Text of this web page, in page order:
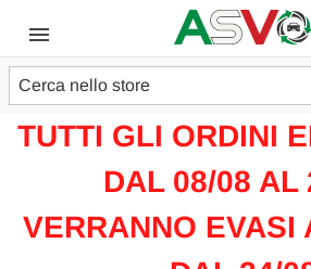
Cerca
TUTTI GLI ORDINI
DAL 08/08 AL
VERRANNO EVASI